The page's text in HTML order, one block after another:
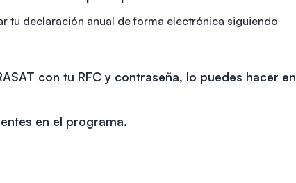
tu declaración anual de forma electrónica siguiendo
con tu RFC y contraseña, lo puedes hacer en
en el programa.